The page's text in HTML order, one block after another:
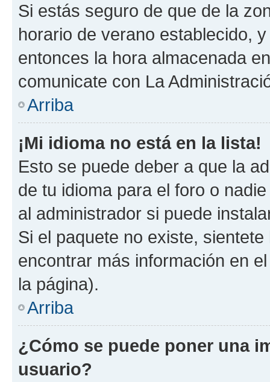
Si estás seguro de que de la
horario de verano establecido,
entonces la hora almacenada
comunicate con La
Arriba
¡Mi idioma no está en la lista!
Esto se puede deber a que la
de tu idioma para el foro o
al administrador si puede
Si el paquete no existe,
encontrar más información en
la página).
Arriba
¿Cómo se puede poner una
usuario?